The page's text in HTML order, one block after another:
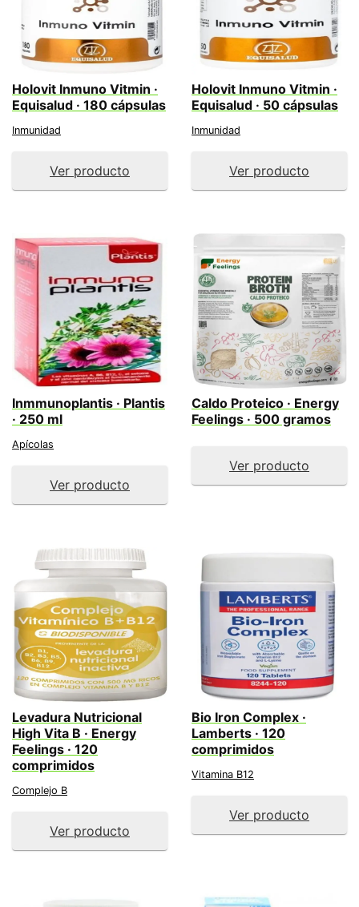
Holovit Inmuno Vitmin ·
Equisalud · 180 cápsulas
Inmunidad
Ver producto
Holovit Inmuno Vitmin ·
Equisalud · 50 cápsulas
Inmunidad
Ver producto
Inmmunoplantis · Plantis
· 250 ml
Apícolas
Ver producto
Caldo Proteico · Energy
Feelings · 500 gramos
Ver producto
Levadura Nutricional
High Vita B · Energy
Feelings · 120
comprimidos
Complejo B
Ver producto
Bio Iron Complex ·
Lamberts · 120
comprimidos
Vitamina B12
Ver producto